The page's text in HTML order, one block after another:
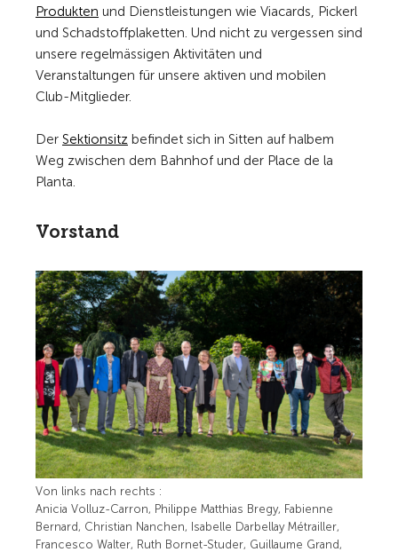
Produkten und Dienstleistungen wie Viacards, Pickerl
und Schadstoffplaketten. Und nicht zu vergessen sind
unsere regelmässigen Aktivitäten und
Veranstaltungen für unsere aktiven und mobilen
Club-Mitglieder.
Der Sektionsitz befindet sich in Sitten auf halbem
Weg zwischen dem Bahnhof und der Place de la
Planta.
Vorstand
Von links nach rechts :
Anicia Volluz-Carron, Philippe Matthias Bregy, Fabienne
Bernard, Christian Nanchen, Isabelle Darbellay Métrailler,
Francesco Walter, Ruth Bornet-Studer, Guillaume Grand,